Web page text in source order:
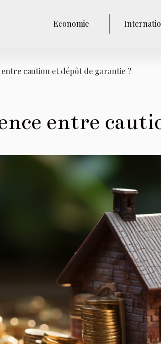
Economie
caution et dépôt de garantie ?
entre